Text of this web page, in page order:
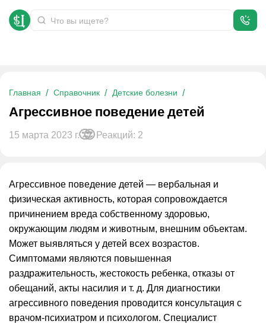
Главная Справочник Детские болезни
Агрессивное поведение детей
Агрессивное поведение детей
15 марта 2023 г. Реакций: 2
Агрессивное поведение детей — вербальная и
физическая активность, которая сопровождается
причинением вреда собственному здоровью,
окружающим людям и животным, внешним объектам.
Может выявляться у детей всех возрастов.
Симптомами являются повышенная
раздражительность, жестокость ребенка, отказы от
обещаний, акты насилия и т. д. Для диагностики
агрессивного поведения проводится консультация с
врачом-психиатром и психологом. Специалист